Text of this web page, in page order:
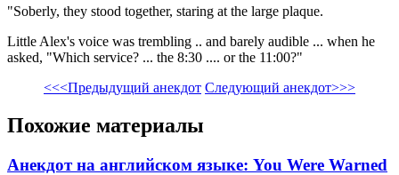
"Soberly, they stood together, staring at the large plaque.
Little Alex's voice was trembling .. and barely audible ... when he
asked, "Which service? ... the 8:30 .... or the 11:00?"
<<<Предыдущий анекдот Следующий анекдот>>>
Похожие материалы
Анекдот на английском языке: You Were Warned